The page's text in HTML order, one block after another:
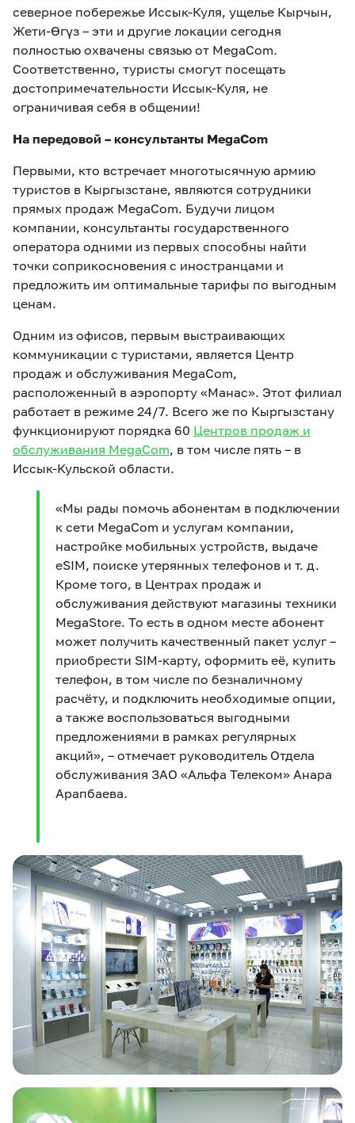
северное побережье Иссык-Куля, ущелье Кырчын,
Жети-Өгүз – эти и другие локации сегодня
полностью охвачены связью от MegaCom.
Соответственно, туристы смогут посещать
достопримечательности Иссык-Куля, не
ограничивая себя в общении!
На передовой – консультанты MegaCom
Первыми, кто встречает многотысячную армию
туристов в Кыргызстане, являются сотрудники
прямых продаж MegaCom. Будучи лицом
компании, консультанты государственного
оператора одними из первых способны найти
точки соприкосновения с иностранцами и
предложить им оптимальные тарифы по выгодным
ценам.
Одним из офисов, первым выстраивающих
коммуникации с туристами, является Центр
продаж и обслуживания MegaCom,
расположенный в аэропорту «Манас». Этот филиал
работает в режиме 24/7. Всего же по Кыргызстану
функционируют порядка 60 Центров продаж и
обслуживания MegaCom, в том числе пять – в
Иссык-Кульской области.
«Мы рады помочь абонентам в подключении
к сети MegaCom и услугам компании,
настройке мобильных устройств, выдаче
eSIM, поиске утерянных телефонов и т. д.
Кроме того, в Центрах продаж и
обслуживания действуют магазины техники
MegaStore. То есть в одном месте абонент
может получить качественный пакет услуг –
приобрести SIM-карту, оформить её, купить
телефон, в том числе по безналичному
расчёту, и подключить необходимые опции,
а также воспользоваться выгодными
предложениями в рамках регулярных
акций», – отмечает руководитель Отдела
обслуживания ЗАО «Альфа Телеком» Анара
Арапбаева.